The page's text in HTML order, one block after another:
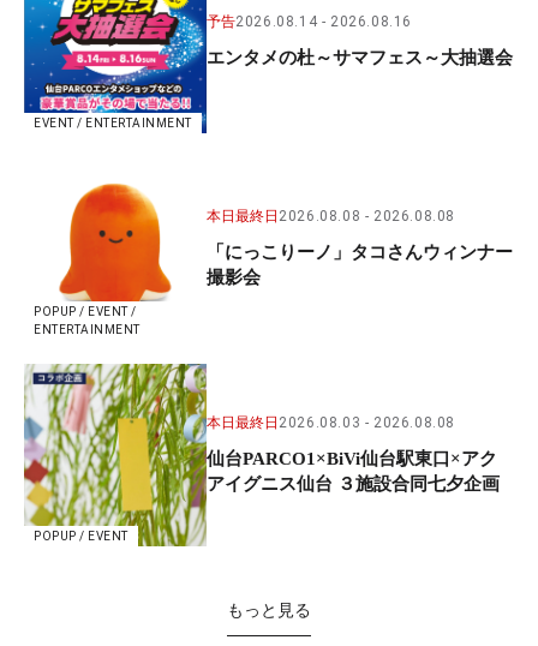
EVENT / ENTERTAINMENT
予告2026.08.14 2026.08.16
エンタメの杜～サマフェス～大抽選会
POPUP / EVENT /
ENTERTAINMENT
本日最終日 2026.08.08 2026.08.08
「にっこりーノ」タコさんウィンナー
撮影会
POPUP / EVENT
本日最終日 2026.08.03 2026.08.08
仙台PARCO1×BiVi仙台駅東口×アク
アイグニス仙台 ３施設合同七夕企画
もっと見る